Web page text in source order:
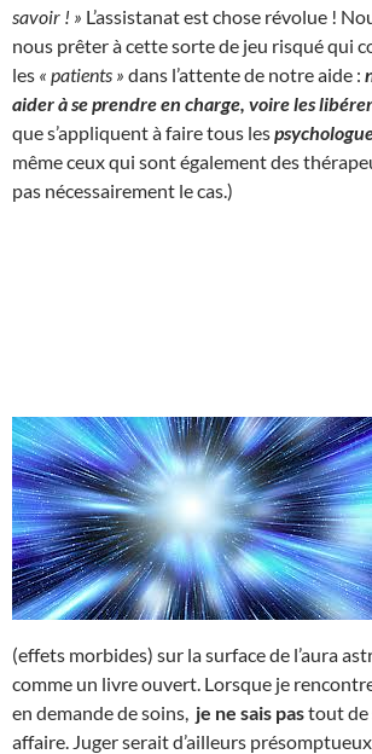
savoir ! » L’assistanat est chose révolue !
nous prêter à cette sorte de jeu risqué qui
les « patients » dans l’attente de notre aide :
aider à se prendre en charge, voire les
que s’appliquent à faire tous les
même ceux qui sont également des
pas nécessairement le cas.)
(effets morbides) sur la surface de l’aura
comme un livre ouvert. Lorsque je
en demande de soins, je ne sais pastout de
affaire. Juger serait d’ailleurs